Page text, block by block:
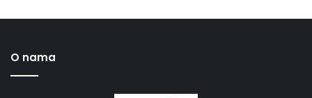
O nama